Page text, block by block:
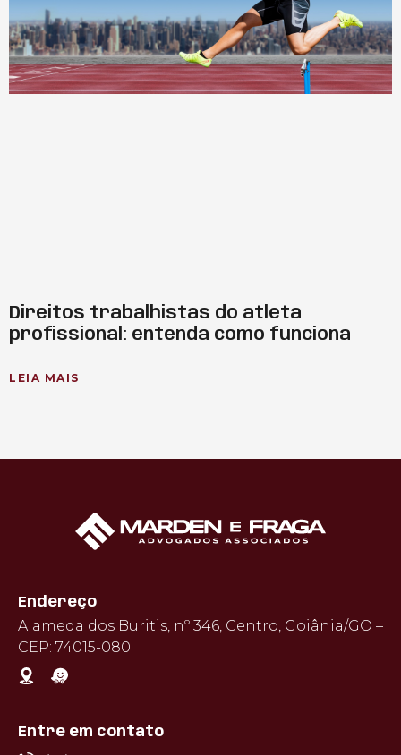
Direitos trabalhistas do atleta
profissional: entenda como funciona
LEIA MAIS
Endereço
Alameda dos Buritis, nº 346, Centro, Goiânia/GO –
CEP: 74015-080
Entre em contato